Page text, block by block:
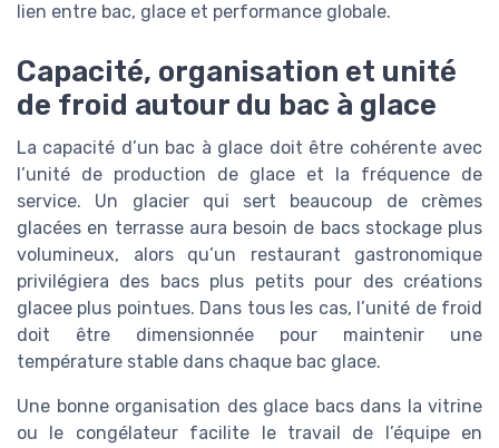
lien entre bac, glace et performance globale.
Capacité, organisation et unité
de froid autour du bac à glace
La capacité d’un bac à glace doit être cohérente avec
l’unité de production de glace et la fréquence de
service. Un glacier qui sert beaucoup de crèmes
glacées en terrasse aura besoin de bacs stockage plus
volumineux, alors qu’un restaurant gastronomique
privilégiera des bacs plus petits pour des créations
glacee plus pointues. Dans tous les cas, l’unité de froid
doit être dimensionnée pour maintenir une
température stable dans chaque bac glace.
Une bonne organisation des glace bacs dans la vitrine
ou le congélateur facilite le travail de l’équipe en